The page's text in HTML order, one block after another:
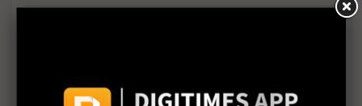
企業求產能、員工已滿載 微軟：AI Agent成解套關